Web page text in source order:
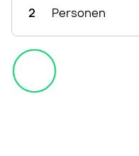
2 Personen